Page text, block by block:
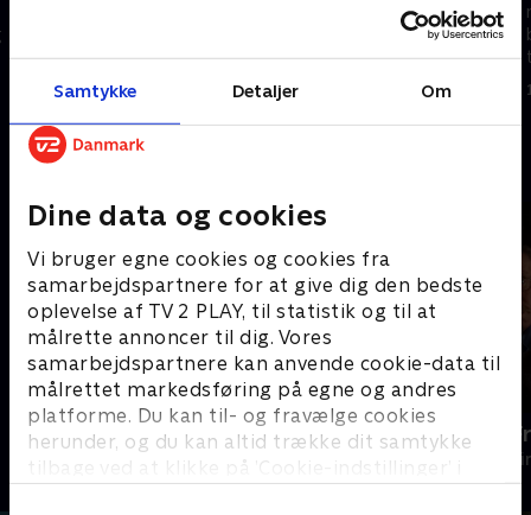
Samtykke Detaljer Om
Dine data og cookies
Vi bruger egne cookies og cookies fra
samarbejdspartnere for at give dig den bedste
oplevelse af TV 2 PLAY, til statistik og til at
målrette annoncer til dig. Vores
samarbejdspartnere kan anvende cookie-data til
målrettet markedsføring på egne og andres
platforme. Du kan til- og fravælge cookies
herunder, og du kan altid trække dit samtykke
tilbage ved at klikke på ’Cookie-indstillinger’ i
Neville må gøre alt for at løse
identitet.
27. april 2022 • 58 min
et rehabiliteringscenter, ligner
det i første omgang en tragisk
ulykke. Neville er dog
mere alvorlig.
4. maj 2022 • 57 min
Andre så også
Mord på Mallorca
Krimi & Spænding • 2 sæsoner
En sag for
Krimi &